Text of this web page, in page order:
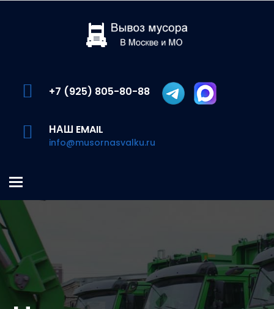
+7 (925) 805-80-88
НАШ EMAIL
info@musornasvalku.ru
Меню